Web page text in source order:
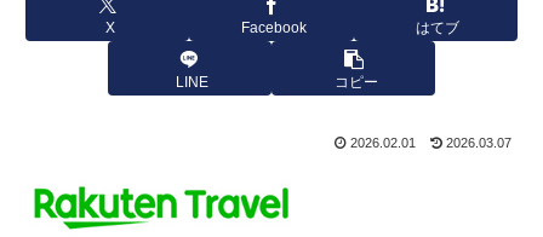
X Facebook はてブ
LINE コピー
2026.02.01 2026.03.07